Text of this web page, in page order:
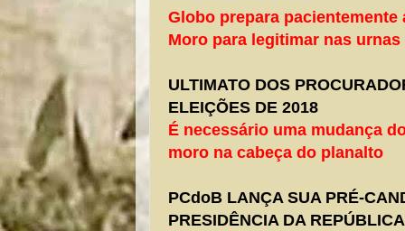
Globo prepara
Moro para legitimar nas urnas
ULTIMATO DOS
ELEIÇÕES DE 2018
É necessário uma mudança
moro na cabeça do planalto
PCdoB LANÇA SUA PRÉ-
PRESIDÊNCIA DA REPÚBLICA